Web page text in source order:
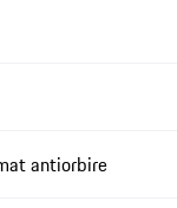
antiorbire